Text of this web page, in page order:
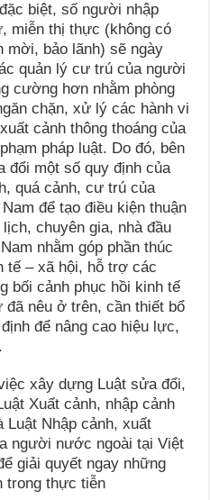
biệt, số người nhập
miễn thị thực (không có
mời, bảo lãnh) sẽ ngày
quản lý cư trú của người
cường hơn nhằm phòng
chặn, xử lý các hành vi
cảnh thông thoáng của
pháp luật. Do đó, bên
đổi một số quy định của
quá cảnh, cư trú của
để tạo điều kiện thuận
chuyên gia, nhà đầu
nhằm góp phần thúc
tế – xã hội, hỗ trợ các
bối cảnh phục hồi kinh tế
đã nêu ở trên, cần thiết bổ
để nâng cao hiệu lực,
xây dựng Luật sửa đổi,
Xuất cảnh, nhập cảnh
Luật Nhập cảnh, xuất
người nước ngoài tại Việt
giải quyết ngay những
trong thực tiễn